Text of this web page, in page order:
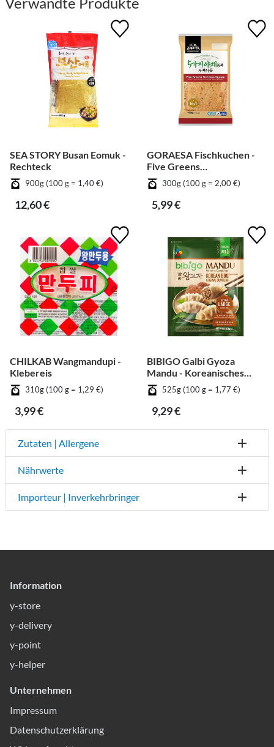
SEA STORY Busan Eomuk -
Rechteck
900g (100 g = 1,40 €)
12,60 €
GORAESA Fischkuchen -
Five Greens
Fischfrikadelle
quadratisch
300g (100 g = 2,00 €)
5,99 €
CHILKAB Wangmandupi -
Klebereis
310g (100 g = 1,29 €)
3,99 €
BIBIGO Galbi Gyoza
Mandu - Koreanisches
BBQ525g (100 g = 1,77 €)
9,29 €
Zutaten | Allergene
Nährwerte
Importeur | Inverkehrbringer
Information
y-store
y-delivery
y-point
y-helper
Unternehmen
Impressum
Datenschutzerklärung